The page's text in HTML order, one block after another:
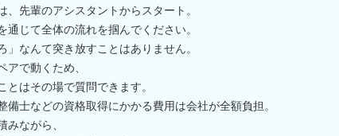
、先輩のアシスタントからスタート。
通じて全体の流れを掴んでください。
」なんて突き放すことはありません。
アで動くため、
とはその場で質問できます。
備士などの資格取得にかかる費用は会社が全額負担。
みながら、